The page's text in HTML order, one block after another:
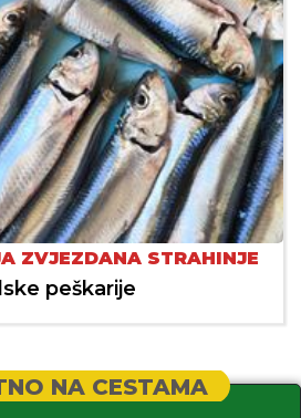
ZVJEZDANA STRAHINJE
peškarije
NA CESTAMA